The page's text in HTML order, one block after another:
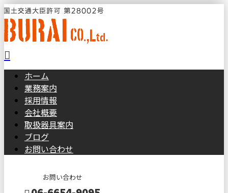
ホーム
業務案内
採用情報
会社概要
取扱器具案内
ブログ
お問い合わせ
お問い合わせ